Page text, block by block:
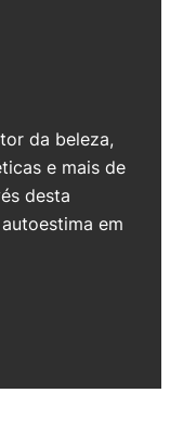
da beleza,
e mais de
desta
em